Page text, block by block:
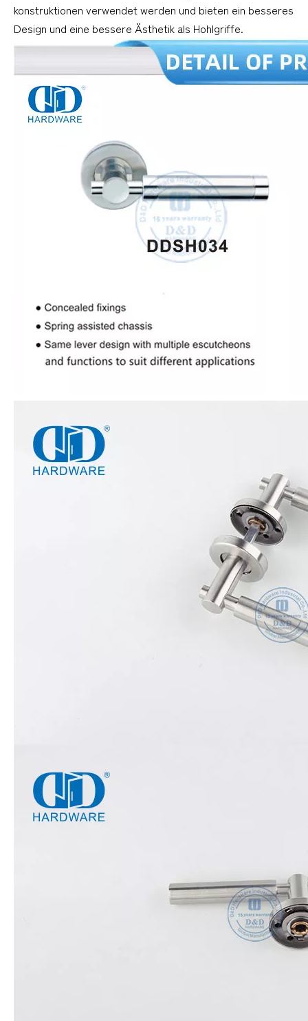
konstruktionen verwendet werden und bieten ein besseres
Design und eine bessere Ästhetik als Hohlgriffe.